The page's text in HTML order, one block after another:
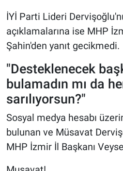
İYİ Parti Lideri
açıklamalarına ise MHP
Şahin'den yanıt gecikmedi.
"Desteklenecek
bulamadın mı da
sarılıyorsun?"
Sosyal medya hesabı
bulunan ve Müsavat
MHP İzmir İl Başkanı